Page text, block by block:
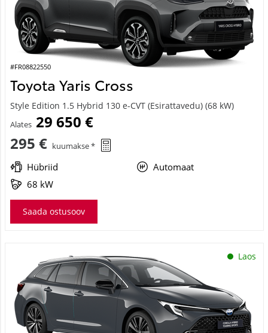
#FR08822550
Toyota Yaris Cross
Style Edition 1.5 Hybrid 130 e-CVT (Esirattavedu) (68 kW)
Alates 29 650 €
295 € kuumakse *
Hübriid
Automaat
68 kW
Saada ostusoov
Laos